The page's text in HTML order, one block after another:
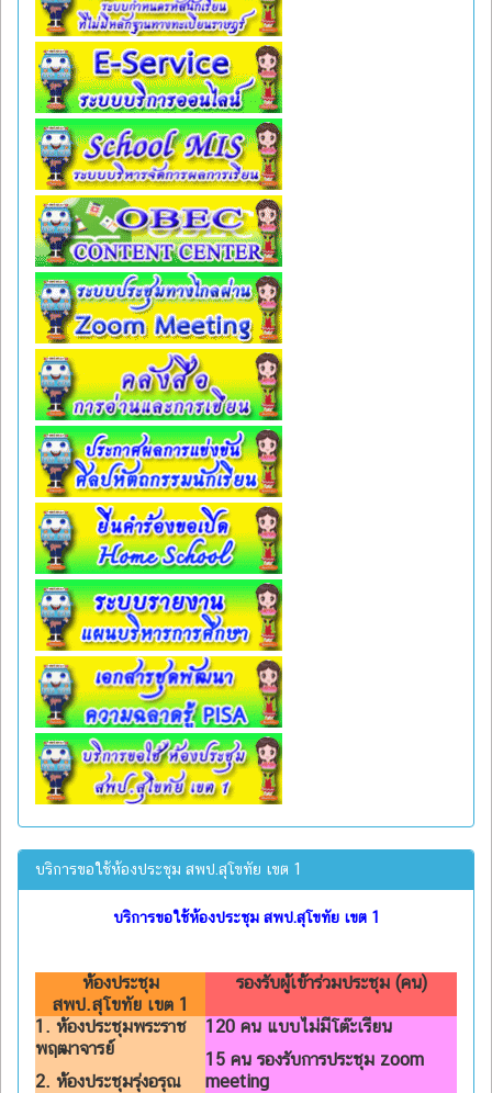
บริการขอใช้ห้องประชุม สพป.สุโขทัย เขต 1
บริการขอใช้ห้องประชุม สพป.สุโขทัย เขต 1
ห้องประชุม
สพป.สุโขทัย เขต 1
รองรับผู้เข้าร่วมประชุม (คน)
1. ห้องประชุมพระราช
พฤฒาจารย์
2. ห้องประชุมรุ่งอรุณ
120 คน แบบไม่มีโต๊ะเรียน
15 คน รองรับการประชุม zoom
meeting